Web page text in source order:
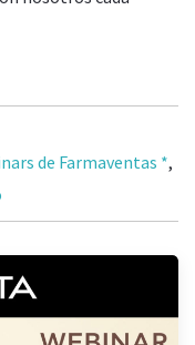
de Farmaventas *,